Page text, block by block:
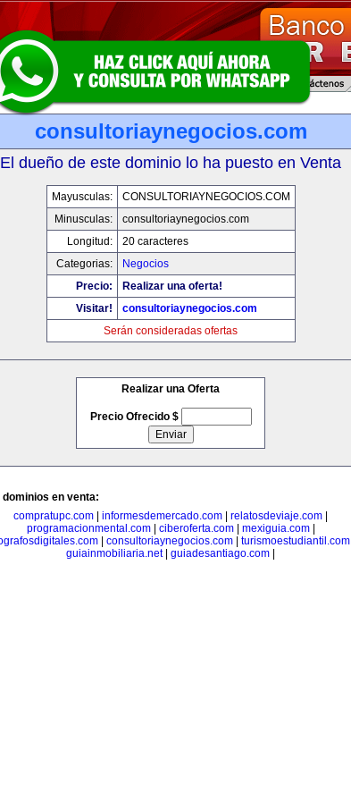
consultoriaynegocios.com
El dueño de este dominio lo ha puesto en Venta
Mayusculas:
CONSULTORIAYNEGOCIOS.COM
Minusculas:
consultoriaynegocios.com
Longitud:
20 caracteres
Categorias:
Negocios
Precio:
Realizar una oferta!
Visitar!
consultoriaynegocios.com
Serán consideradas ofertas
Realizar una Oferta
Precio Ofrecido $
dominios en venta:
compratupc.com
informesdemercado.com relatosdeviaje.com
programacionmental.com| ciberoferta.com| mexiguia.com|
consultoriaynegocios.com turismoestudiantil.com
guiainmobiliaria.net| guiadesantiago.com